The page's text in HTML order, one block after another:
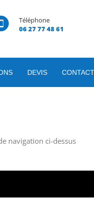

Téléphone
06 27 77 48 61
DEVIS CONTACT
navigation ci-dessus